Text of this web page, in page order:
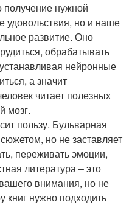
получение нужной
удовольствия, но и наше
развитие. Оно
обрабатывать
нейронные
а значит
читает полезных
мозг.
пользу. Бульварная
но не заставляет
переживать эмоции,
литература – это
внимания, но не
книг нужно подходить